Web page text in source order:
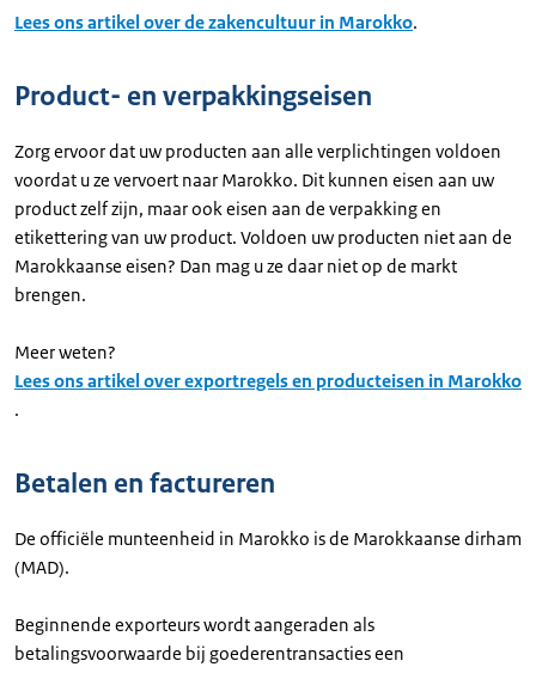
Lees ons artikel over de zakencultuur in Marokko.
Product- en verpakkingseisen
Zorg ervoor dat uw producten aan alle verplichtingen voldoen
voordat u ze vervoert naar Marokko. Dit kunnen eisen aan uw
product zelf zijn, maar ook eisen aan de verpakking en
etikettering van uw product. Voldoen uw producten niet aan de
Marokkaanse eisen? Dan mag u ze daar niet op de markt
brengen.
Meer weten?
Lees ons artikel over exportregels en producteisen in Marokko
.
Betalen en factureren
De officiële munteenheid in Marokko is de Marokkaanse dirham
(MAD).
Beginnende exporteurs wordt aangeraden als
betalingsvoorwaarde bij goederentransacties een